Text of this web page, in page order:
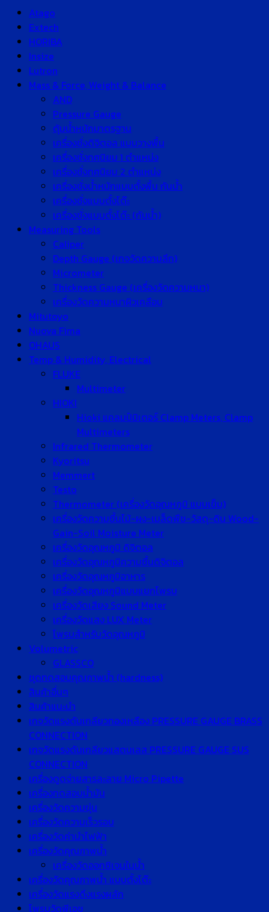
Atago
Extech
HORIBA
Insize
Lutron
Mass & Force, Weight & Balance
AND
Pressure Gauge
ตุ้มน้ำหนักมาตรฐาน
เครื่องชั่งดิจิตอล แบบวางพื้น
เครื่องชั่งทศนิยม 1 ตำแหน่ง
เครื่องชั่งทศนิยม 2 ตำแหน่ง
เครื่องชั่งน้ำหนักแบบตั้งพื้น กันน้ำ
เครื่องชั่งแบบตั้งโต๊ะ
เครื่องชั่งแบบตั้งโต๊ะ (กันน้ำ)
Measuring Tools
Caliper
Depth Gauge (เกจวัดความลึก)
Micrometer
Thickness Gauge (เครื่องวัดความหนา)
เครื่องวัดความหนาผิวเคลือบ
Mitutoyo
Nuova Fima
OHAUS
Temp & Humidity, Electrical
FLUKE
Multimeter
HIOKI
Hioki แคลมป์มิเตอร์ Clamp Meters, Clamp
Multimeters
Infrared Thermometer
Kyoritsu
Memmert
Testo
Thermometer (เครื่องวัดอุณหภูมิ แบบเข็ม)
เครื่องวัดความชื้นไม้-ผง-เมล็ดพืช-วัสดุ-ดิน Wood-
Gain-Soil Moisture Meter
เครื่องวัดอุณหภูมิ ดิจิตอล
เครื่องวัดอุณหภูมิความชื้นดิจิตอล
เครื่องวัดอุณหภูมิอาหาร
เครื่องวัดอุณหภูมิแบบแยกโพรบ
เครื่องวัดเสียง Sound Meter
เครื่องวัดแสง LUX Meter
โพรบสำหรับวัดอุณหภูมิ
Volumetric
GLASSCO
ชุดทดสอบคุณภาพน้ำ (hardness)
สินค้าอื่นๆ
สินค้าแนะนำ
เกจวัดแรงดันเกลียวทองเหลือง PRESSURE GAUGE BRASS
CONNECTION
เกจวัดแรงดันเกลียวแสตนเลส PRESSURE GAUGE SUS
CONNECTION
เครื่องดูดจ่ายสารละลาย Micro Pipette
เครื่องทดสอบน้ำมัน
เครื่องวัดความขุ่น
เครื่องวัดความเร็วรอบ
เครื่องวัดค่านำไฟฟ้า
เครื่องวัดคุณภาพน้ำ
เครื่องวัดออกซิเจนในน้ำ
เครื่องวัดคุณภาพน้ำ แบบตั้งโต๊ะ
เครื่องวัดแรงดึงแรงผลัก
โพรบวัดพีเอช